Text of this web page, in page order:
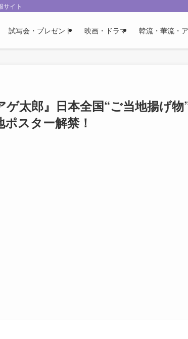
サイト
試写会・プレゼント 映画・ドラマ 韓流・華流・
太郎』日本全国“ご当地揚げ物
スター解禁！